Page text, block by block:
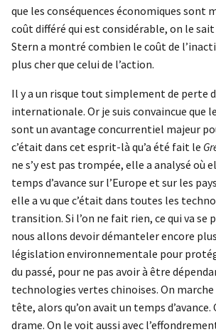
que les conséquences économiques sont
coût différé qui est considérable, on le
Stern a montré combien le coût de
plus cher que celui de l’action.
Il y a un risque tout simplement de perte
internationale. Or je suis convaincue que
sont un avantage concurrentiel majeur
c’était dans cet esprit-là qu’a été fait le
ne s’y est pas trompée, elle a analysé où
temps d’avance sur l’Europe et sur les
elle a vu que c’était dans toutes les
transition. Si l’on ne fait rien, ce qui va se
nous allons devoir démanteler encore
législation environnementale pour
du passé, pour ne pas avoir à être
technologies vertes chinoises. On
tête, alors qu’on avait un temps d’avance.
drame. On le voit aussi avec